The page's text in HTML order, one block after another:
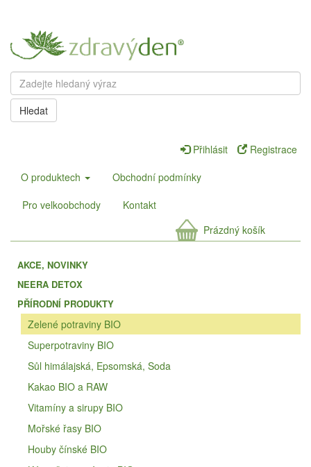
Hledat
Přihlásit
Registrace
O produktech
Obchodní podmínky
Pro velkoobchody
Kontakt
Prázdný košík
AKCE, NOVINKY
NEERA DETOX
PŘÍRODNÍ PRODUKTY
Zelené potraviny BIO
Superpotraviny BIO
Sůl himálajská, Epsomská, Soda
Kakao BIO a RAW
Vitamíny a sirupy BIO
Mořské řasy BIO
Houby čínské BIO